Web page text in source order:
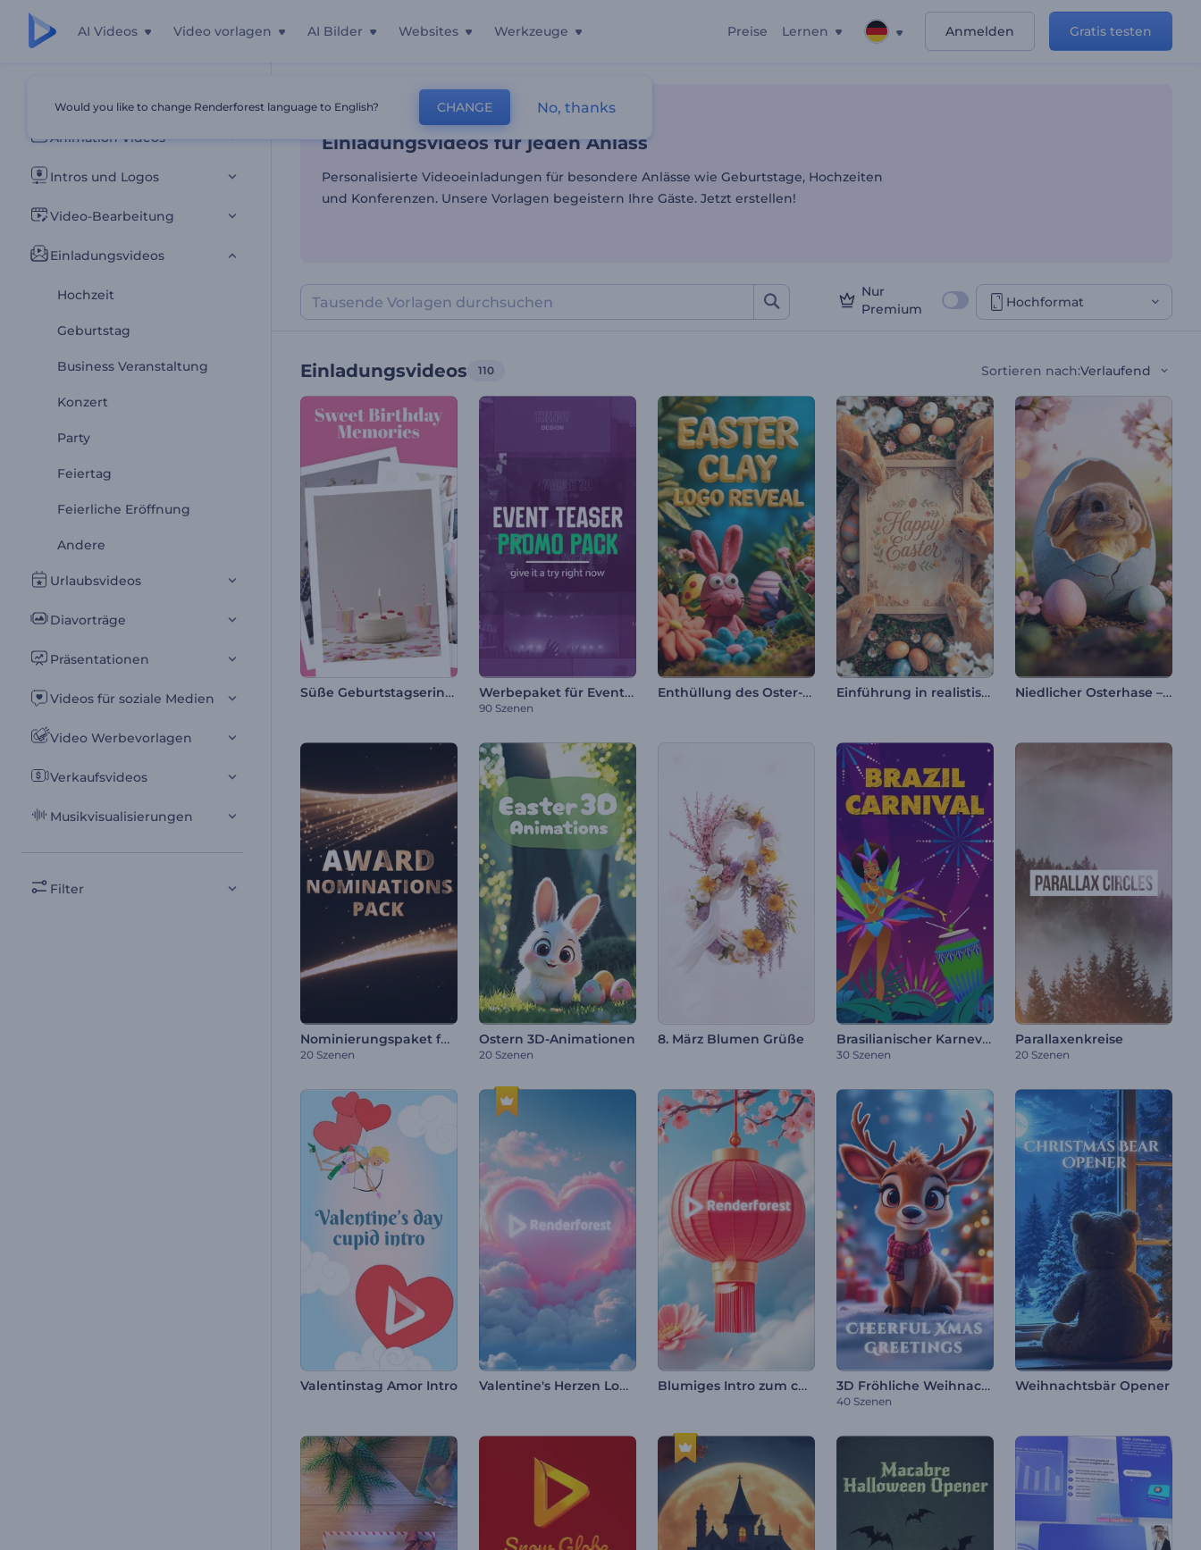
AI Videos Video vorlagen AI Bilder Websites Werkzeuge Preise Lernen Anmelden Gratis testen
Alle Vorlagen
Animation Videos
Intros und Logos
Video-Bearbeitung
Einladungsvideos
Hochzeit
Geburtstag
Business Veranstaltung
Konzert
Party
Feiertag
Feierliche Eröffnung
Andere
Urlaubsvideos
Diavorträge
Präsentationen
Videos für soziale Medien
Video Werbevorlagen
Verkaufsvideos
Musikvisualisierungen
Filter
Einladungsvideos für jeden Anlass
Startseite Einladungsvideos
Einladungsvideos für jeden Anlass
Personalisierte Videoeinladungen für besondere Anlässe wie Geburtstage, Hochzeiten
und Konferenzen. Unsere Vorlagen begeistern Ihre Gäste. Jetzt erstellen!
Nur
Premium
Hochformat
Einladungsvideos 110 Sortieren nach:Verlaufend
Süße Geburtstagserinnerungen Werbepaket für Event-Teaser
90 Szenen
Enthüllung des Oster-Logos aus Ton Einführung in realistische Osterhasen Niedlicher Osterhase – Einleitung
Nominierungspaket für Auszeichnungen
20 Szenen
Ostern 3D-Animationen
20 Szenen
8. März Blumen Grüße Brasilianischer Karneval Animationen
30 Szenen
Parallaxenkreise
20 Szenen
Valentinstag Amor Intro Valentine's Herzen Logo Reveal Blumiges Intro zum chinesischen Neujahr 3D Fröhliche Weihnachtsgrüße
40 Szenen
Weihnachtsbär Opener
Would you like to change Renderforest language to English? CHANGE No, thanks